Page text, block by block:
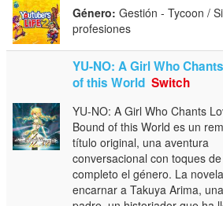
Género: Gestión - Tycoon /
profesiones
YU-NO: A Girl Who
of this World Switch
YU-NO: A Girl Who Chants
Bound of this World es un
título original, una aventura
conversacional con toques
completo el género. La
encarnar a Takuya Arima,